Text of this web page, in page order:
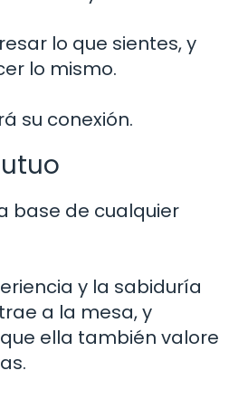
lo que sientes, y
lo mismo.
su conexión.
base de cualquier
y la sabiduría
a la mesa, y
ella también valore